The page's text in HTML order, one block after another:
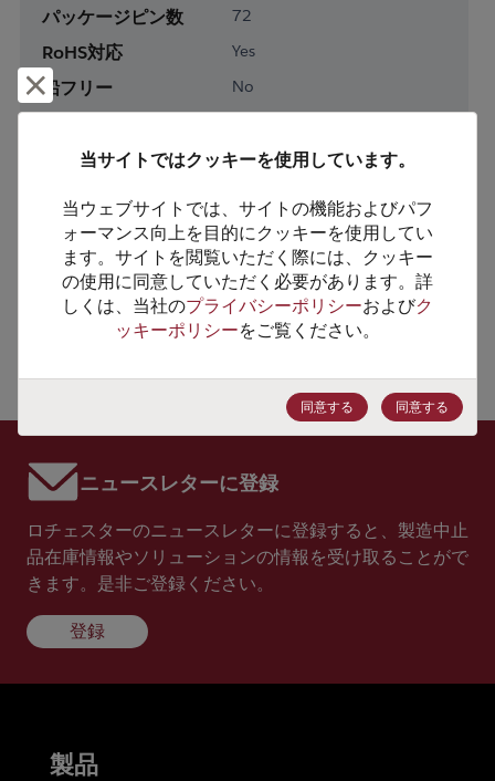
パッケージピン数 72
RoHS対応 Yes
鉛フリー No
梱包数 490
製品カテゴリー Analog & Mixed Signal
製品グループ Other Analog Functions
HTSコード 8542.31.0020
ECCN番号 5A992.C
ニュースレターに登録
ロチェスターのニュースレターに登録すると、製造中止
品在庫情報やソリューションの情報を受け取ることがで
きます。是非ご登録ください。
登録
却下して閉じる
当サイトではクッキーを使用しています。
当ウェブサイトでは、サイトの機能およびパフ
ォーマンス向上を目的にクッキーを使用してい
ます。サイトを閲覧いただく際には、クッキー
の使用に同意していただく必要があります。詳
しくは、当社のプライバシーポリシーおよびク
ッキーポリシーをご覧ください。
同意する 同意する
製品